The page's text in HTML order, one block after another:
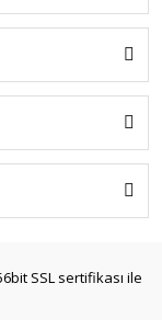
SSL sertifikası ile